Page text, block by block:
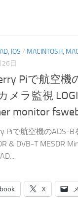
IOS / MACINTOSH,
日
Piで航空機
メラ監視
monitor
Piで航空機のADS-
& DVB-T MESDR
X